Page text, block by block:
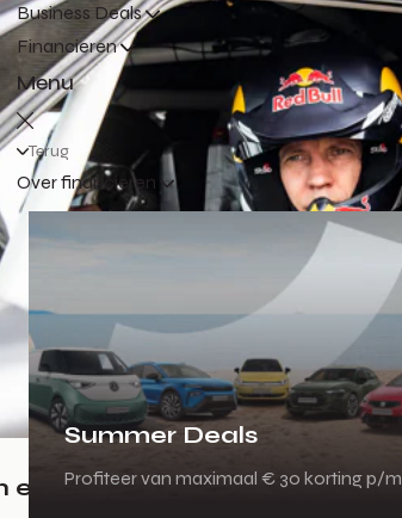
Business Deals
Financieren
Menu
Terug
Over financieren
Summer Deals
Profiteer van maximaal € 30 korting p/m
en toch Audi